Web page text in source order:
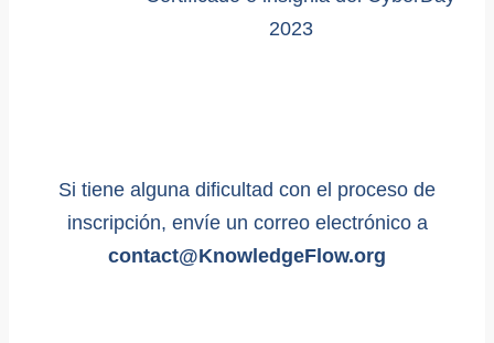
Si tiene alguna dificultad con el proceso de
inscripción, envíe un correo electrónico a
contact@KnowledgeFlow.org